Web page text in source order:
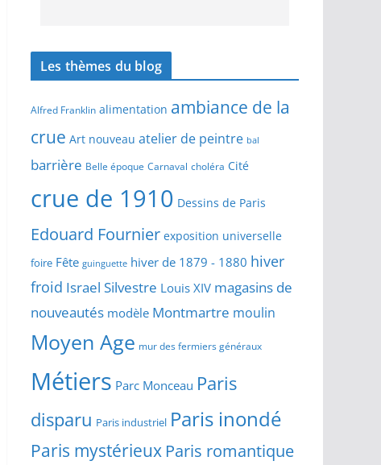
Les thèmes du blog
Alfred Franklin alimentation ambiance de la
crue Art nouveau atelier de peintre bal
barrière Belle époque Carnaval choléra Cité
crue de 1910 Dessins de Paris
Edouard Fournier exposition universelle
foire Fête guinguette hiver de 1879 - 1880 hiver
froid Israel Silvestre Louis XIV magasins de
nouveautés modèle Montmartre moulin
Moyen Age mur des fermiers généraux
Métiers Parc Monceau Paris
disparu Paris industriel Paris inondé
Paris mystérieux Paris romantique